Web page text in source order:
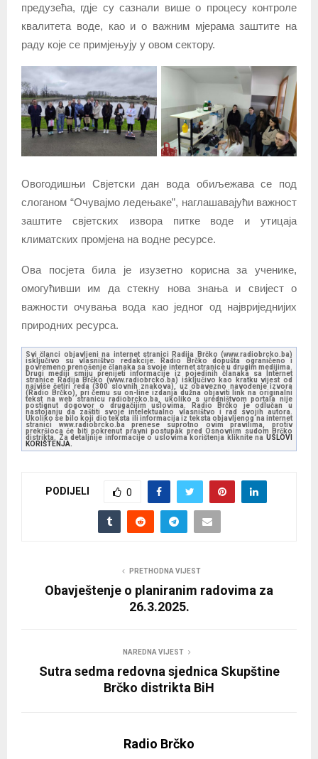
предузећа, гдје су сазнали више о процесу контроле
квалитета воде, као и о важним мјерама заштите на
раду које се примјењују у овом сектору.
Овогодишњи Свјетски дан вода обиљежава се под
слоганом “Очувајмо ледењаке”, наглашавајући важност
заштите свјетских извора питке воде и утицаја
климатских промјена на водне ресурсе.
Ова посјета била је изузетно корисна за ученике,
омогућивши им да стекну нова знања и свијест о
важности очувања вода као једног од највриједнијих
природних ресурса.
Svi članci objavljeni na internet stranici Radija Brčko (www.radiobrcko.ba)
isključivo su vlasništvo redakcije. Radio Brčko dopušta ograničeno i
povremeno prenošenje članaka sa svoje internet stranice u drugim medijima.
Drugi mediji smiju prenijeti informacije iz pojedinih članaka sa Internet
stranice Radija Brčko (www.radiobrcko.ba) isključivo kao kratku vijest od
najviše četiri reda (300 slovnih znakova), uz obavezno navođenje izvora
(Radio Brčko), pri čemu su on-line izdanja dužna objaviti link na originalni
tekst na web stranicu radiobrcko.ba, ukoliko s uredništvom portala nije
postignut dogovor o drugačijim uslovima. Radio Brčko je odlučan u
nastojanju da zaštiti svoje intelektualno vlasništvo i rad svojih autora.
Ukoliko se bilo koji dio teksta ili informacija iz teksta objavljenog na internet
stranici www.radiobrcko.ba prenese suprotno ovim pravilima, protiv
prekršioca će biti pokrenut pravni postupak pred Osnovnim sudom Brčko
distrikta. Za detaljnije informacije o uslovima korištenja kliknite na USLOVI
KORIŠTENJA.
PODIJELI 0
PRETHODNA VIJEST
Obavještenje o planiranim radovima za
26.3.2025.
NAREDNA VIJEST
Sutra sedma redovna sjednica Skupštine
Brčko distrikta BiH
Radio Brčko